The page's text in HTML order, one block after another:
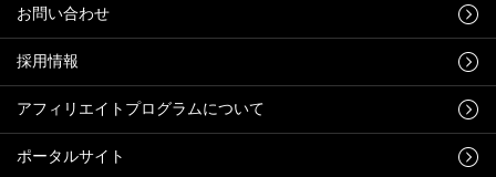
お問い合わせ
採用情報
アフィリエイトプログラムについて
ポータルサイト